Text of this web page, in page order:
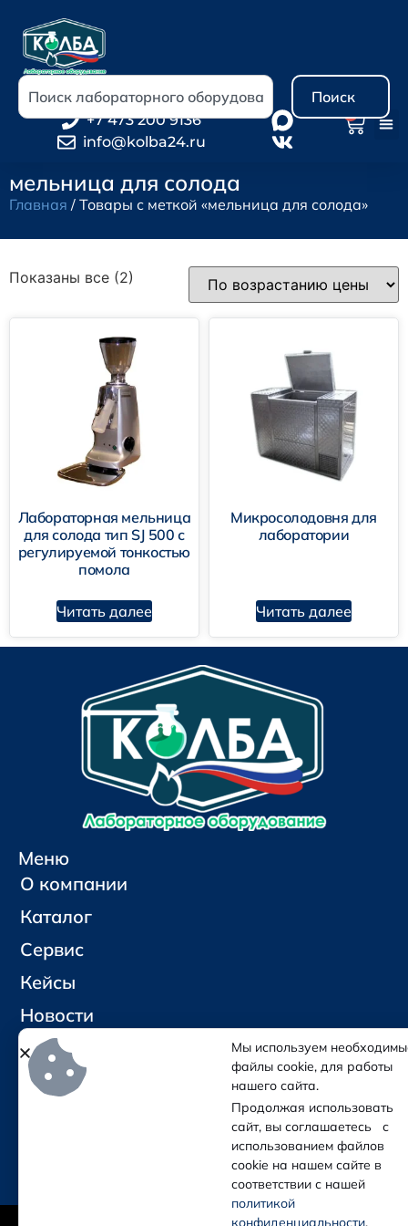
Поиск
+7 473 200 9136
info@kolba24.ru
мельница для солода
Главная / Товары с меткой «мельница для солода»
Показаны все (2)
Лабораторная мельница
для солода тип SJ 500 с
регулируемой тонкостью
помола
Читать далее
Микросолодовня для
лаборатории
Читать далее
Меню
О компании
Каталог
Сервис
Кейсы
Новости
Контакты
Социальные сети и контакты
(с) Колба — Лабораторное оборудование
Мы используем
файлы cookie, для работы
нашего сайта.
Продолжая использовать
сайт, вы соглашаетесь с
использованием файлов
cookie на нашем сайте в
соответствии с нашей
политикой
конфиденциальности.